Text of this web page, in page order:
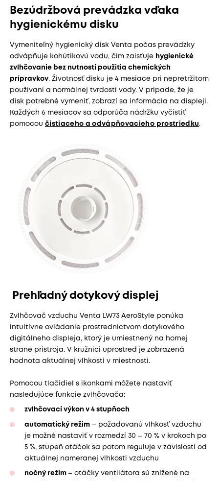
Bezúdržbová prevádzka vďaka
hygienickému disku
Vymeniteľný hygienický disk Venta počas prevádzky
odvápňuje kohútikovú vodu, čím zaisťuje hygienické
zvlhčovanie bez nutnosti použitia chemických
prípravkov. Životnosť disku je 4 mesiace pri nepretržitom
používaní a normálnej tvrdosti vody. V prípade, že je
disk potrebné vymeniť, zobrazí sa informácia na displeji.
Každých 6 mesiacov sa odporúča nádržku vyčistiť
pomocou čistiaceho a odvápňovacieho prostriedku.
Prehľadný dotykový displej
Zvlhčovač vzduchu Venta LW73 AeroStyle ponúka
intuitívne ovládanie prostredníctvom dotykového
digitálneho displeja, ktorý je umiestnený na hornej
strane prístroja. V kružnici uprostred je zobrazená
hodnota aktuálnej vlhkosti v miestnosti.
Pomocou tlačidiel s ikonkami môžete nastaviť
nasledujúce funkcie zvlhčovača:
zvlhčovací výkon v 4 stupňoch
automatický režim – požadovanú vlhkosť vzduchu
je možné nastaviť v rozmedzí 30 – 70 % v krokoch po
5 %, stupeň otáčok sa potom reguluje v závislosti od
aktuálnej nameranej vlhkosti vzduchu
nočný režim – otáčky ventilátora sú znížené na